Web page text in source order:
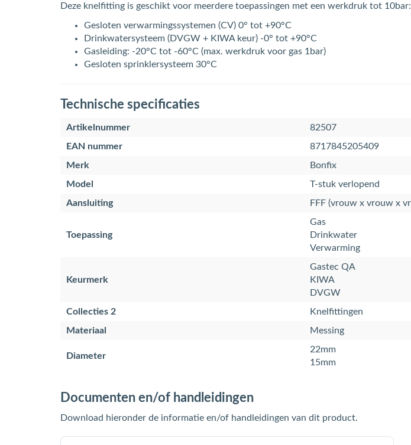
Deze knelfitting is geschikt voor meerdere toepassingen met een werkdruk tot 10bar:
Gesloten verwarmingssystemen (CV) 0° tot +90°C
Drinkwatersysteem (DVGW + KIWA keur) -0° tot +90°C
Gasleiding: -20°C tot -60°C (max. werkdruk voor gas 1bar)
Gesloten sprinklersysteem 30°C
Technische specificaties
Artikelnummer
82507
EAN nummer
8717845205409
Merk
Bonfix
Model
T-stuk verlopend
Aansluiting
FFF (vrouw x vrouw x
Toepassing
Gas
Drinkwater
Verwarming
Keurmerk
Gastec QA
KIWA
DVGW
Collecties 2
Knelfittingen
Materiaal
Messing
Diameter
22mm
15mm
Documenten en/of handleidingen
Download hieronder de informatie en/of handleidingen van dit product.